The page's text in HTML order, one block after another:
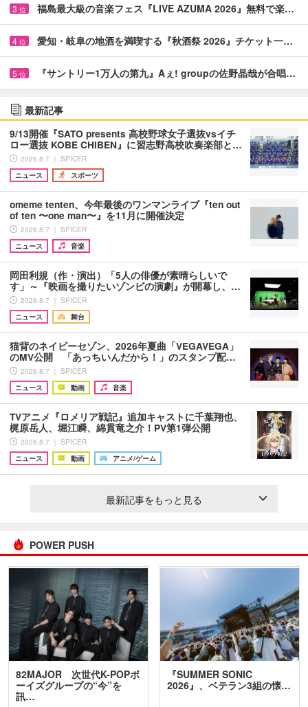
3 位 福島最大級の音楽フェス『LIVE AZUMA 2026』無料で楽…
4 位 愛知・岐阜の地酒を満喫する『秋酒祭 2026』チケット一…
5 位 『サントリー1万人の第九』Aぇ! groupの佐野晶哉が合唱…
最新記事
9/13開催『SATO presents 高校野球女子選抜vsイチ
ロー選抜 KOBE CHIBEN』に習志野高校吹奏楽部と…
2026.8.7 ｜ SPICER
ニュース
スポーツ
omeme tenten、今年最後のワンマンライブ『ten out
of ten 〜one man〜』を11月に開催決定
2026.8.7 ｜ SPICER
ニュース
音楽
岡田利規（作・演出）「5人の俳優が素晴らしいで
す」～『映画を撮りたいゾンビの演劇』が開幕し、…
2026.8.7 ｜ SPICER
ニュース
舞台
猫背のネイビーセゾン、2026年夏曲「VEGAVEGA」
のMV公開 「あっちいんだから！」のスタンプ配…
2026.8.7 ｜ SPICER
ニュース
動画 音楽
TVアニメ『ロメリア戦記』追加キャストに千葉翔也、
梶原岳人、堀江瞬、綿貫竜之介！PV第1弾公開
2026.8.7 ｜ SPICER
ニュース
動画 アニメ/ゲーム
最新記事をもっと見る
POWER PUSH
82MAJOR 次世代K-POPボ
ーイズグループの“今”を
訊…
『SUMMER SONIC
2026』、ベテラン3組の懐…